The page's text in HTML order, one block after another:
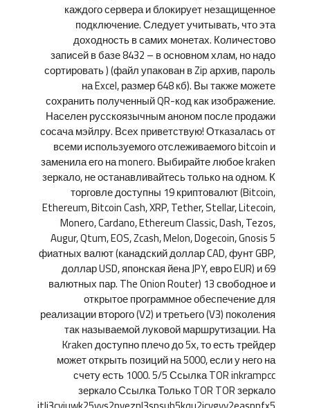
каждого сервера и блокирует незащищенное
подключение. Следует учитывать, что эта
доходность в самих монетах. Количестово
записей в базе 8432 – в основном хлам, но надо
сортировать ) (файл упакован в Zip архив, пароль
на Excel, размер 648 кб). Вы также можете
сохранить полученный QR-код как изображение.
Населен русскоязычным аноном после продажи
сосача мэйлру. Всех приветствую! Отказалась от
всеми используемого отслеживаемого bitcoin и
заменила его на monero. Выбирайте любое kraken
зеркало, не останавливайтесь только на одном. К
торговле доступны 19 криптовалют (Bitcoin,
Ethereum, Bitcoin Cash, XRP, Tether, Stellar, Litecoin,
Monero, Cardano, Ethereum Classic, Dash, Tezos,
Augur, Qtum, EOS, Zcash, Melon, Dogecoin, Gnosis 5
фиатных валют (канадский доллар CAD, фунт GBP,
доллар USD, японская йена JPY, евро EUR) и 69
валютных пар. The Onion Router) 13 свободное и
открытое программное обеспечение для
реализации второго (V2) и третьего (V3) поколения
так называемой луковой маршрутизации. На
Kraken доступно плечо до 5х, то есть трейдер
может открыть позиций на 5000, если у него на
счету есть 1000. 5/5 Ссылка TOR inkrampcc
зеркало Ссылка Только TOR TOR зеркало